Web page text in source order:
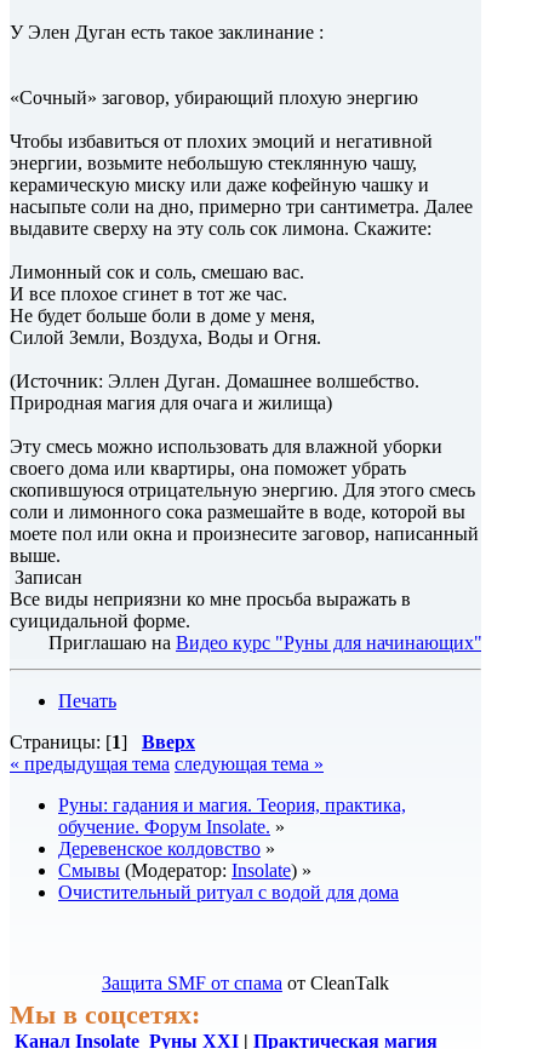
У Элен Дуган есть такое заклинание :
«Сочный» заговор, убирающий плохую энергию
Чтобы избавиться от плохих эмоций и негативной
энергии, возьмите небольшую стеклянную чашу,
керамическую миску или даже кофейную чашку и
насыпьте соли на дно, примерно три сантиметра. Далее
выдавите сверху на эту соль сок лимона. Скажите:
Лимонный сок и соль, смешаю вас.
И все плохое сгинет в тот же час.
Не будет больше боли в доме у меня,
Силой Земли, Воздуха, Воды и Огня.
(Источник: Эллен Дуган. Домашнее волшебство.
Природная магия для очага и жилища)
Эту смесь можно использовать для влажной уборки
своего дома или квартиры, она поможет убрать
скопившуюся отрицательную энергию. Для этого смесь
соли и лимонного сока размешайте в воде, которой вы
моете пол или окна и произнесите заговор, написанный
выше.
Записан
Все виды неприязни ко мне просьба выражать в
суицидальной форме.
Приглашаю наВидео курс "Руны для начинающих"
Печать
Страницы: [1] Вверх
« предыдущая тема следующая тема »
Руны: гадания и магия. Теория, практика,
обучение. Форум Insolate. »
Деревенское колдовство »
Смывы (Модератор: Insolate) »
Очистительный ритуал с водой для дома
Защита SMF от спама от CleanTalk
Мы в соцсетях:
Канал Insolate Руны XXI | Практическая магия